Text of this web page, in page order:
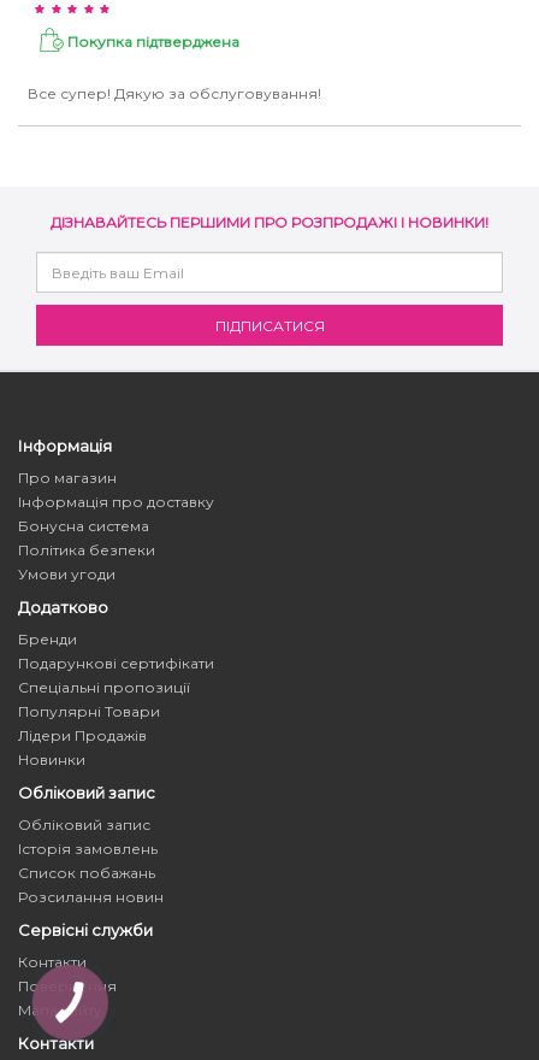
Покупка підтверджена
Все супер! Дякую за обслуговування!
ДІЗНАВАЙТЕСЬ ПЕРШИМИ ПРО РОЗПРОДАЖІ І НОВИНКИ!
Інформація
Про магазин
Інформація про доставку
Бонусна система
Політика безпеки
Умови угоди
Додатково
Бренди
Подарункові сертифікати
Спеціальні пропозиції
Популярні Товари
Лідери Продажів
Новинки
Обліковий запис
Обліковий запис
Історія замовлень
Список побажань
Розсилання новин
Сервісні служби
Контакти
Повернення
Мапа сайту
Контакти